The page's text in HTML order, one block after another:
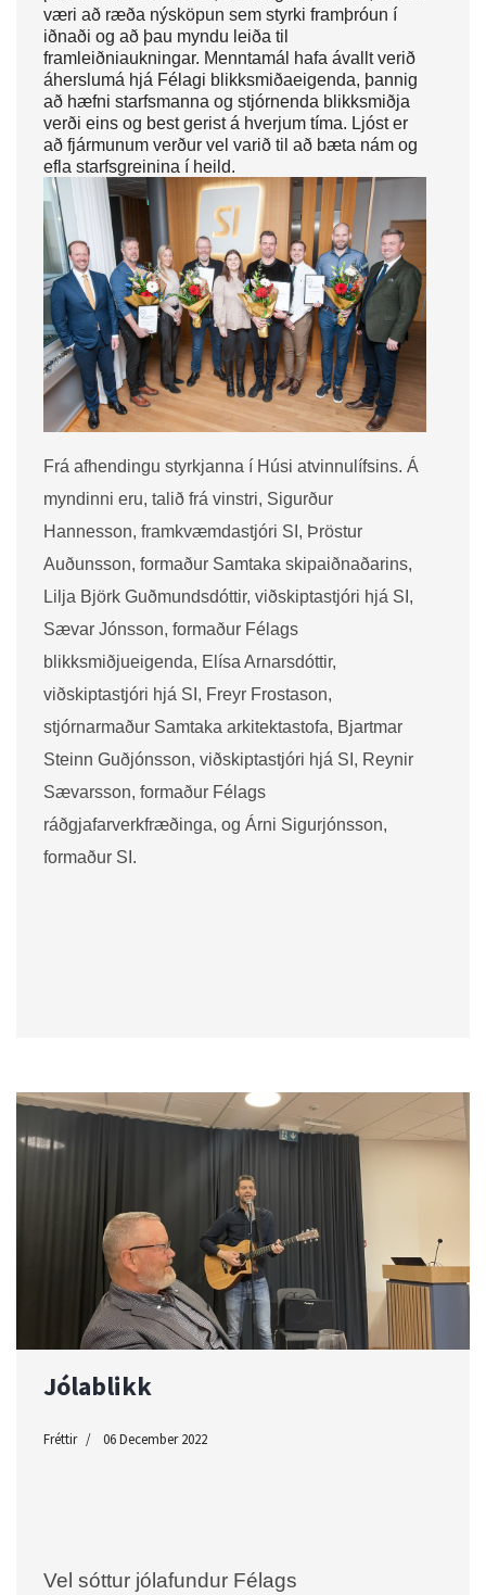
væri að ræða nýsköpun sem styrki framþróun í
iðnaði og að þau myndu leiða til
framleiðniaukningar. Menntamál hafa ávallt verið
áherslumá hjá Félagi blikksmiðaeigenda, þannig
að hæfni starfsmanna og stjórnenda blikksmiðja
verði eins og best gerist á hverjum tíma. Ljóst er
að fjármunum verður vel varið til að bæta nám og
efla starfsgreinina í heild.
Frá afhendingu styrkjanna í Húsi atvinnulífsins. Á
myndinni eru, talið frá vinstri, Sigurður
Hannesson, framkvæmdastjóri SI, Þröstur
Auðunsson, formaður Samtaka skipaiðnaðarins,
Lilja Björk Guðmundsdóttir, viðskiptastjóri hjá SI,
Sævar Jónsson, formaður Félags
blikksmiðjueigenda, Elísa Arnarsdóttir,
viðskiptastjóri hjá SI, Freyr Frostason,
stjórnarmaður Samtaka arkitektastofa, Bjartmar
Steinn Guðjónsson, viðskiptastjóri hjá SI, Reynir
Sævarsson, formaður Félags
ráðgjafarverkfræðinga, og Árni Sigurjónsson,
formaður SI.
Jólablikk
Fréttir 06 December 2022
Vel sóttur jólafundur Félags